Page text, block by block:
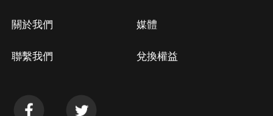
關於我們
聯繫我們
媒體
兌換權益